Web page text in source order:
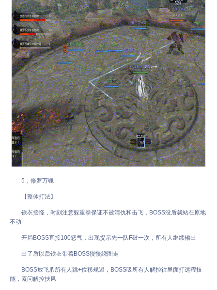
5，修罗万魄
【整体打法】
铁衣接怪，时刻注意躲重拳保证不被清仇和击飞，BOSS没盾就站在原地
不动
开局BOSS直接100怒气，出现提示先一队F破一次，所有人继续输出
出了盾以后铁衣带着BOSS慢慢绕圈走
BOSS放飞爪所有人跳+位移规避，BOSS吸所有人解控往里面打远程技
能，素问解控扶风